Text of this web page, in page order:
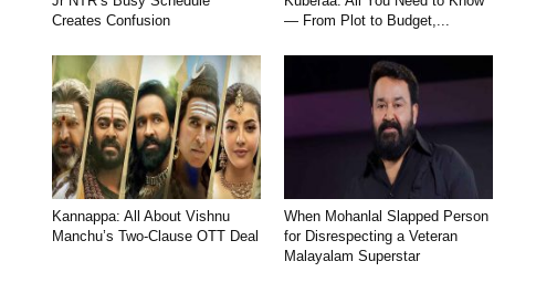
Creates Confusion
— From Plot to Budget,...
Kannappa: All About Vishnu
Manchu’s Two-Clause OTT Deal
When Mohanlal Slapped Person
for Disrespecting a Veteran
Malayalam Superstar